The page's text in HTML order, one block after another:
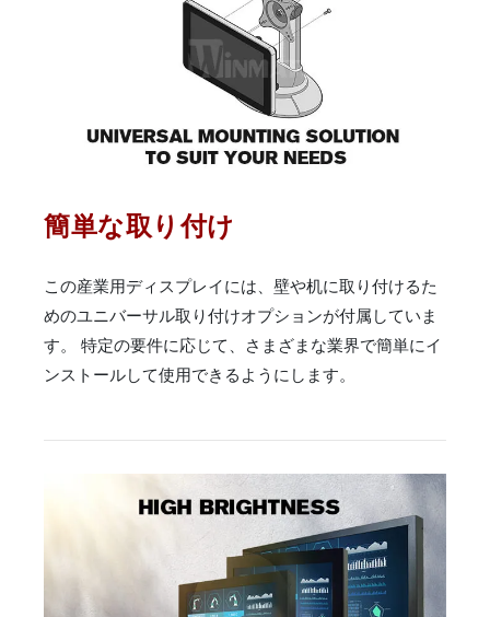
簡単な取り付け
この産業用ディスプレイには、壁や机に取り付けるた
めのユニバーサル取り付けオプションが付属していま
す。 特定の要件に応じて、さまざまな業界で簡単にイ
ンストールして使用できるようにします。